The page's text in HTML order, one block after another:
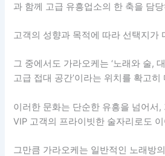
과 함께 고급 유흥업소의 한 축을 담
고객의 성향과 목적에 따라 선택지가
그 중에서도 가라오케는 ‘노래와 술,
고급 접대 공간’이라는 위치를 확고히
이러한 문화는 단순한 유흥을 넘어서
VIP 고객의 프라이빗한 술자리로도
그만큼 가라오케는 일반적인 노래방